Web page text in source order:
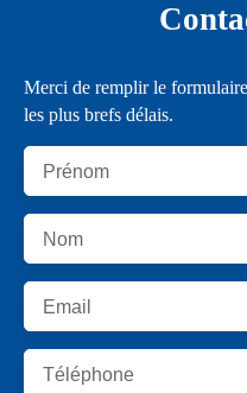
Merci de remplir le
les plus brefs délais.
Prénom
Nom
Email
Téléphone